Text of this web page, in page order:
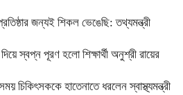
জন্যই শিকল ভেঙেছি: তথ্যমন্ত্রী
স্বপ্ন পূরণ হলো শিক্ষার্থী অনুশ্রী রায়ের
চিকিৎসককে হাতেনাতে ধরলেন স্বাস্থ্যমন্ত্রী